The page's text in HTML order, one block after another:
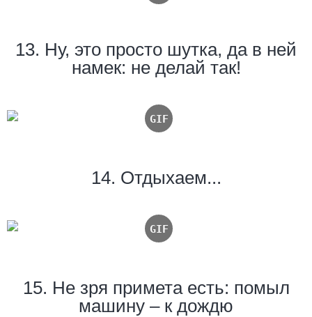
13. Ну, это просто шутка, да в ней
намек: не делай так!
14. Отдыхаем...
15. Не зря примета есть: помыл
машину – к дождю